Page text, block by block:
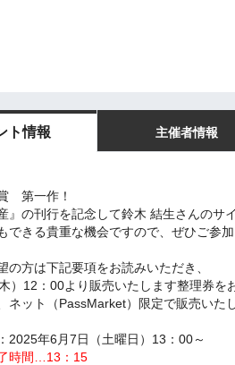
ト情報 主催者情報
第一作！
』の刊行を記念して鈴木 結生さんのサ
できる貴重な機会ですので、ぜひご参加
の方は下記要項をお読みいただき、
）12：00より販売いたします整理券を
ネット（PassMarket）限定で販売いた
2025年6月7日（土曜日）13：00～
時間…13：15